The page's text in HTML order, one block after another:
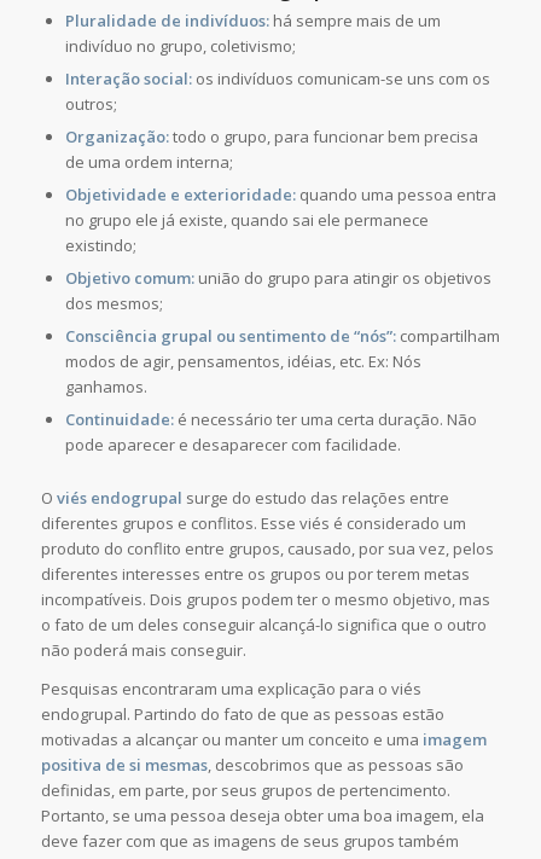
Pluralidade de indivíduos:há sempre mais de um
indivíduo no grupo, coletivismo;
Interação social: os indivíduos comunicam-se uns com os
outros;
Organização:todo o grupo, para funcionar bem precisa
de uma ordem interna;
Objetividade e exterioridade:quando uma pessoa entra
no grupo ele já existe, quando sai ele permanece
existindo;
Objetivo comum: união do grupo para atingir os objetivos
dos mesmos;
Consciência grupal ou sentimento de “nós”:compartilham
modos de agir, pensamentos, idéias, etc. Ex: Nós
ganhamos.
Continuidade:é necessário ter uma certa duração. Não
pode aparecer e desaparecer com facilidade.
O viés endogrupal surge do estudo das relações entre
diferentes grupos e conflitos. Esse viés é considerado um
produto do conflito entre grupos, causado, por sua vez, pelos
diferentes interesses entre os grupos ou por terem metas
incompatíveis. Dois grupos podem ter o mesmo objetivo, mas
o fato de um deles conseguir alcançá-lo significa que o outro
não poderá mais conseguir.
Pesquisas encontraram uma explicação para o viés
endogrupal. Partindo do fato de que as pessoas estão
motivadas a alcançar ou manter um conceito e uma imagem
positiva de si mesmas, descobrimos que as pessoas são
definidas, em parte, por seus grupos de pertencimento.
Portanto, se uma pessoa deseja obter uma boa imagem, ela
deve fazer com que as imagens de seus grupos também